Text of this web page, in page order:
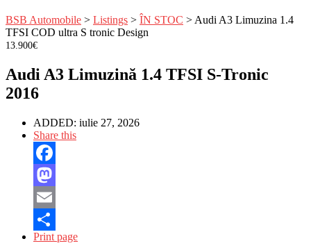
BSB Automobile > Listings > ÎN STOC > Audi A3 Limuzina 1.4
TFSI COD ultra S tronic Design
13.900€
Audi A3 Limuzină 1.4 TFSI S-Tronic
2016
ADDED: iulie 27, 2026
Share this
Facebook
Mastodon
Email
Partajează
Print page